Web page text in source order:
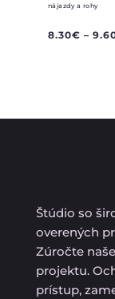
nájazdy a rohy
8.30€ –
Štúdio so
overených
Zúročte
projektu.
prístup,